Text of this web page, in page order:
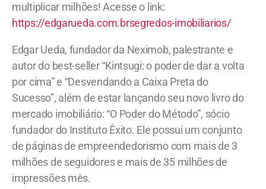
multiplicar milhões! Acesse o link:
https://edgarueda.com.brsegredos-imobiliarios/
Edgar Ueda, fundador da Neximob, palestrante e
autor do best-seller “Kintsugi: o poder de dar a volta
por cima” e “Desvendando a Caixa Preta do
Sucesso”, além de estar lançando seu novo livro do
mercado imobiliário: “O Poder do Método”, sócio
fundador do Instituto Êxito. Ele possui um conjunto
de páginas de empreendedorismo com mais de 3
milhões de seguidores e mais de 35 milhões de
impressões mês.